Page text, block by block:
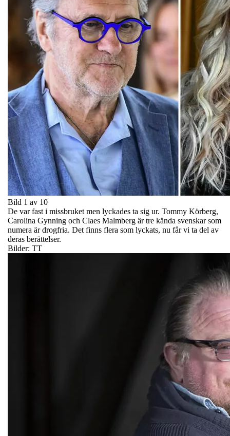
Bild 1 av 10
De var fast i missbruket men lyckades ta sig ur. Tommy Körberg,
Carolina Gynning och Claes Malmberg är tre kända svenskar som
numera är drogfria. Det finns flera som lyckats, nu får vi ta del av
deras berättelser.
Bilder: TT